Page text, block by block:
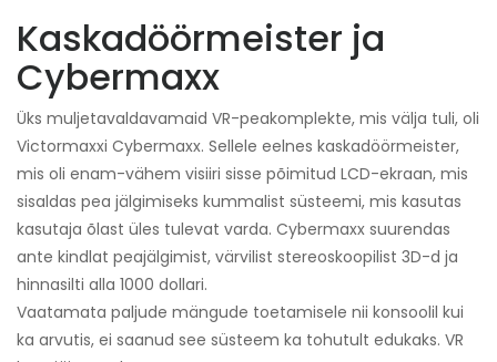
Kaskadöörmeister ja
Cybermaxx
Üks muljetavaldavamaid VR-peakomplekte, mis välja tuli, oli
Victormaxxi Cybermaxx. Sellele eelnes kaskadöörmeister,
mis oli enam-vähem visiiri sisse põimitud LCD-ekraan, mis
sisaldas pea jälgimiseks kummalist süsteemi, mis kasutas
kasutaja õlast üles tulevat varda. Cybermaxx suurendas
ante kindlat peajälgimist, värvilist stereoskoopilist 3D-d ja
hinnasilti alla 1000 dollari.
Vaatamata paljude mängude toetamisele nii konsoolil kui
ka arvutis, ei saanud see süsteem ka tohutult edukaks. VR